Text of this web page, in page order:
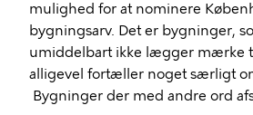
mulighed for at nominere
bygningsarv. Det er bygninger,
umiddelbart ikke lægger mærke
alligevel fortæller noget særligt
Bygninger der med andre ord